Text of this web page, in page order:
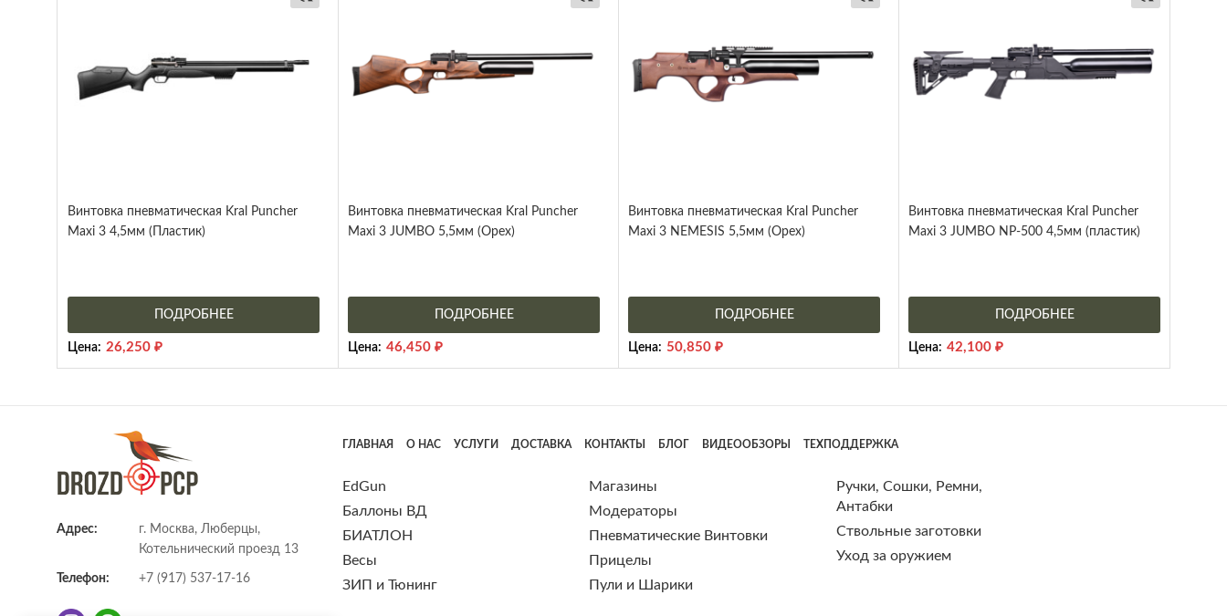
Винтовка пневматическая Kral Puncher
Maxi 3 4,5мм (Пластик)
ПОДРОБНЕЕ
Цена: 26,250 ₽
Винтовка пневматическая Kral Puncher
Maxi 3 JUMBO 5,5мм (Орех)
ПОДРОБНЕЕ
Цена: 46,450 ₽
Винтовка пневматическая Kral Puncher
Maxi 3 NEMESIS 5,5мм (Орех)
ПОДРОБНЕЕ
Цена: 50,850 ₽
Винтовка пневматическая Kral Puncher
Maxi 3 JUMBO NP-500 4,5мм (пластик)
ПОДРОБНЕЕ
Цена: 42,100 ₽
Адрес:
г. Москва, Люберцы,
Котельнический проезд 13
Телефон: +7 (917) 537-17-16
ГЛАВНАЯ О НАС УСЛУГИ ДОСТАВКА КОНТАКТЫ БЛОГ ВИДЕООБЗОРЫ ТЕХПОДДЕРЖКА
EdGun
Баллоны ВД
БИАТЛОН
Весы
ЗИП и Тюнинг
Магазины
Модераторы
Пневматические Винтовки
Прицелы
Пули и Шарики
Ручки, Сошки, Ремни,
Антабки
Ствольные заготовки
Уход за оружием